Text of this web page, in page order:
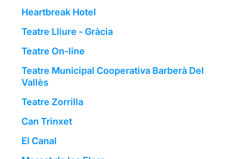
Heartbreak Hotel
Teatre Lliure - Gràcia
Teatre On-line
Teatre Municipal Cooperativa Barberà Del
Vallès
Teatre Zorrilla
Can Trinxet
El Canal